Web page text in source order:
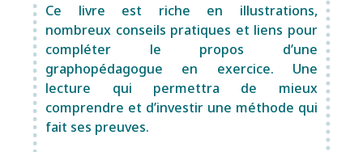
Ce livre est riche en illustrations,
nombreux conseils pratiques et liens pour
compléter le propos d’une
graphopédagogue en exercice. Une
lecture qui permettra de mieux
comprendre et d’investir une méthode qui
fait ses preuves.